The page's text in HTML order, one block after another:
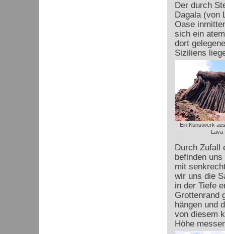
Der durch
Dagala (von
Oase
sich ein
dort
Siziliens
Ein Kunstwerk
Lava
Durch Zufall
befinden
mit
wir uns die
in der Tiefe
Grottenrand
hängen und
von diesem
Höhe